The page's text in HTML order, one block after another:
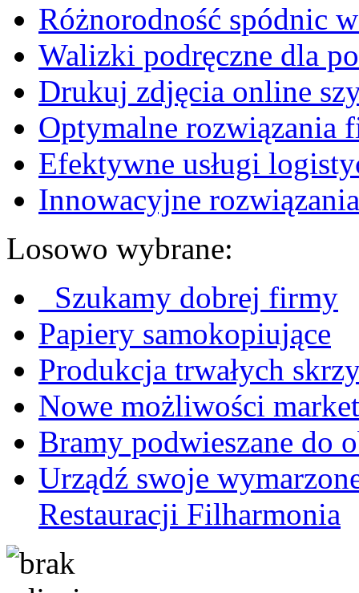
Różnorodność spódnic
Walizki podręczne dla
Drukuj zdjęcia online
Optymalne rozwiązania
Efektywne usługi
Innowacyjne
Losowo wybrane:
Szukamy dobrej firmy
Papiery samokopiujące
Produkcja trwałych
Nowe możliwości
Bramy podwieszane do
Urządź swoje
Restauracji Filharmonia